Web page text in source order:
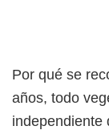
Por qué se
años, todo
independiente